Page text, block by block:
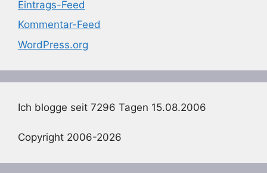
Eintrags-Feed
Kommentar-Feed
WordPress.org
Ich blogge seit 7296 Tagen 15.08.2006
Copyright 2006-2026